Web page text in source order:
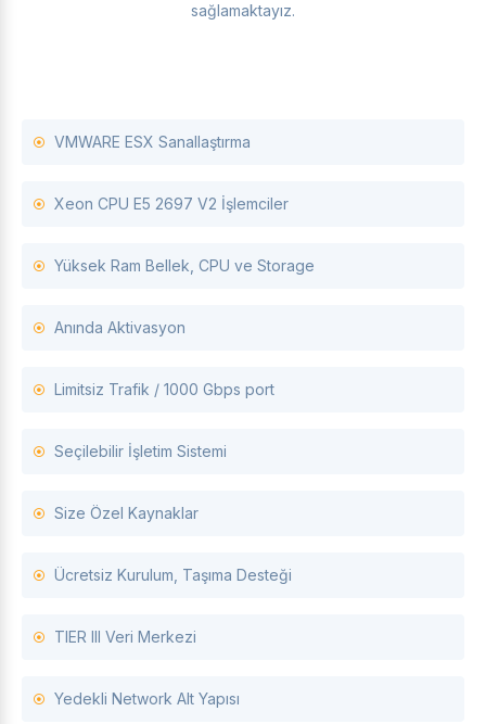
sağlamaktayız.
VMWARE ESX Sanallaştırma
Xeon CPU E5 2697 V2 İşlemciler
Yüksek Ram Bellek, CPU ve Storage
Anında Aktivasyon
Limitsiz Trafik / 1000 Gbps port
Seçilebilir İşletim Sistemi
Size Özel Kaynaklar
Ücretsiz Kurulum, Taşıma Desteği
TIER III Veri Merkezi
Yedekli Network Alt Yapısı